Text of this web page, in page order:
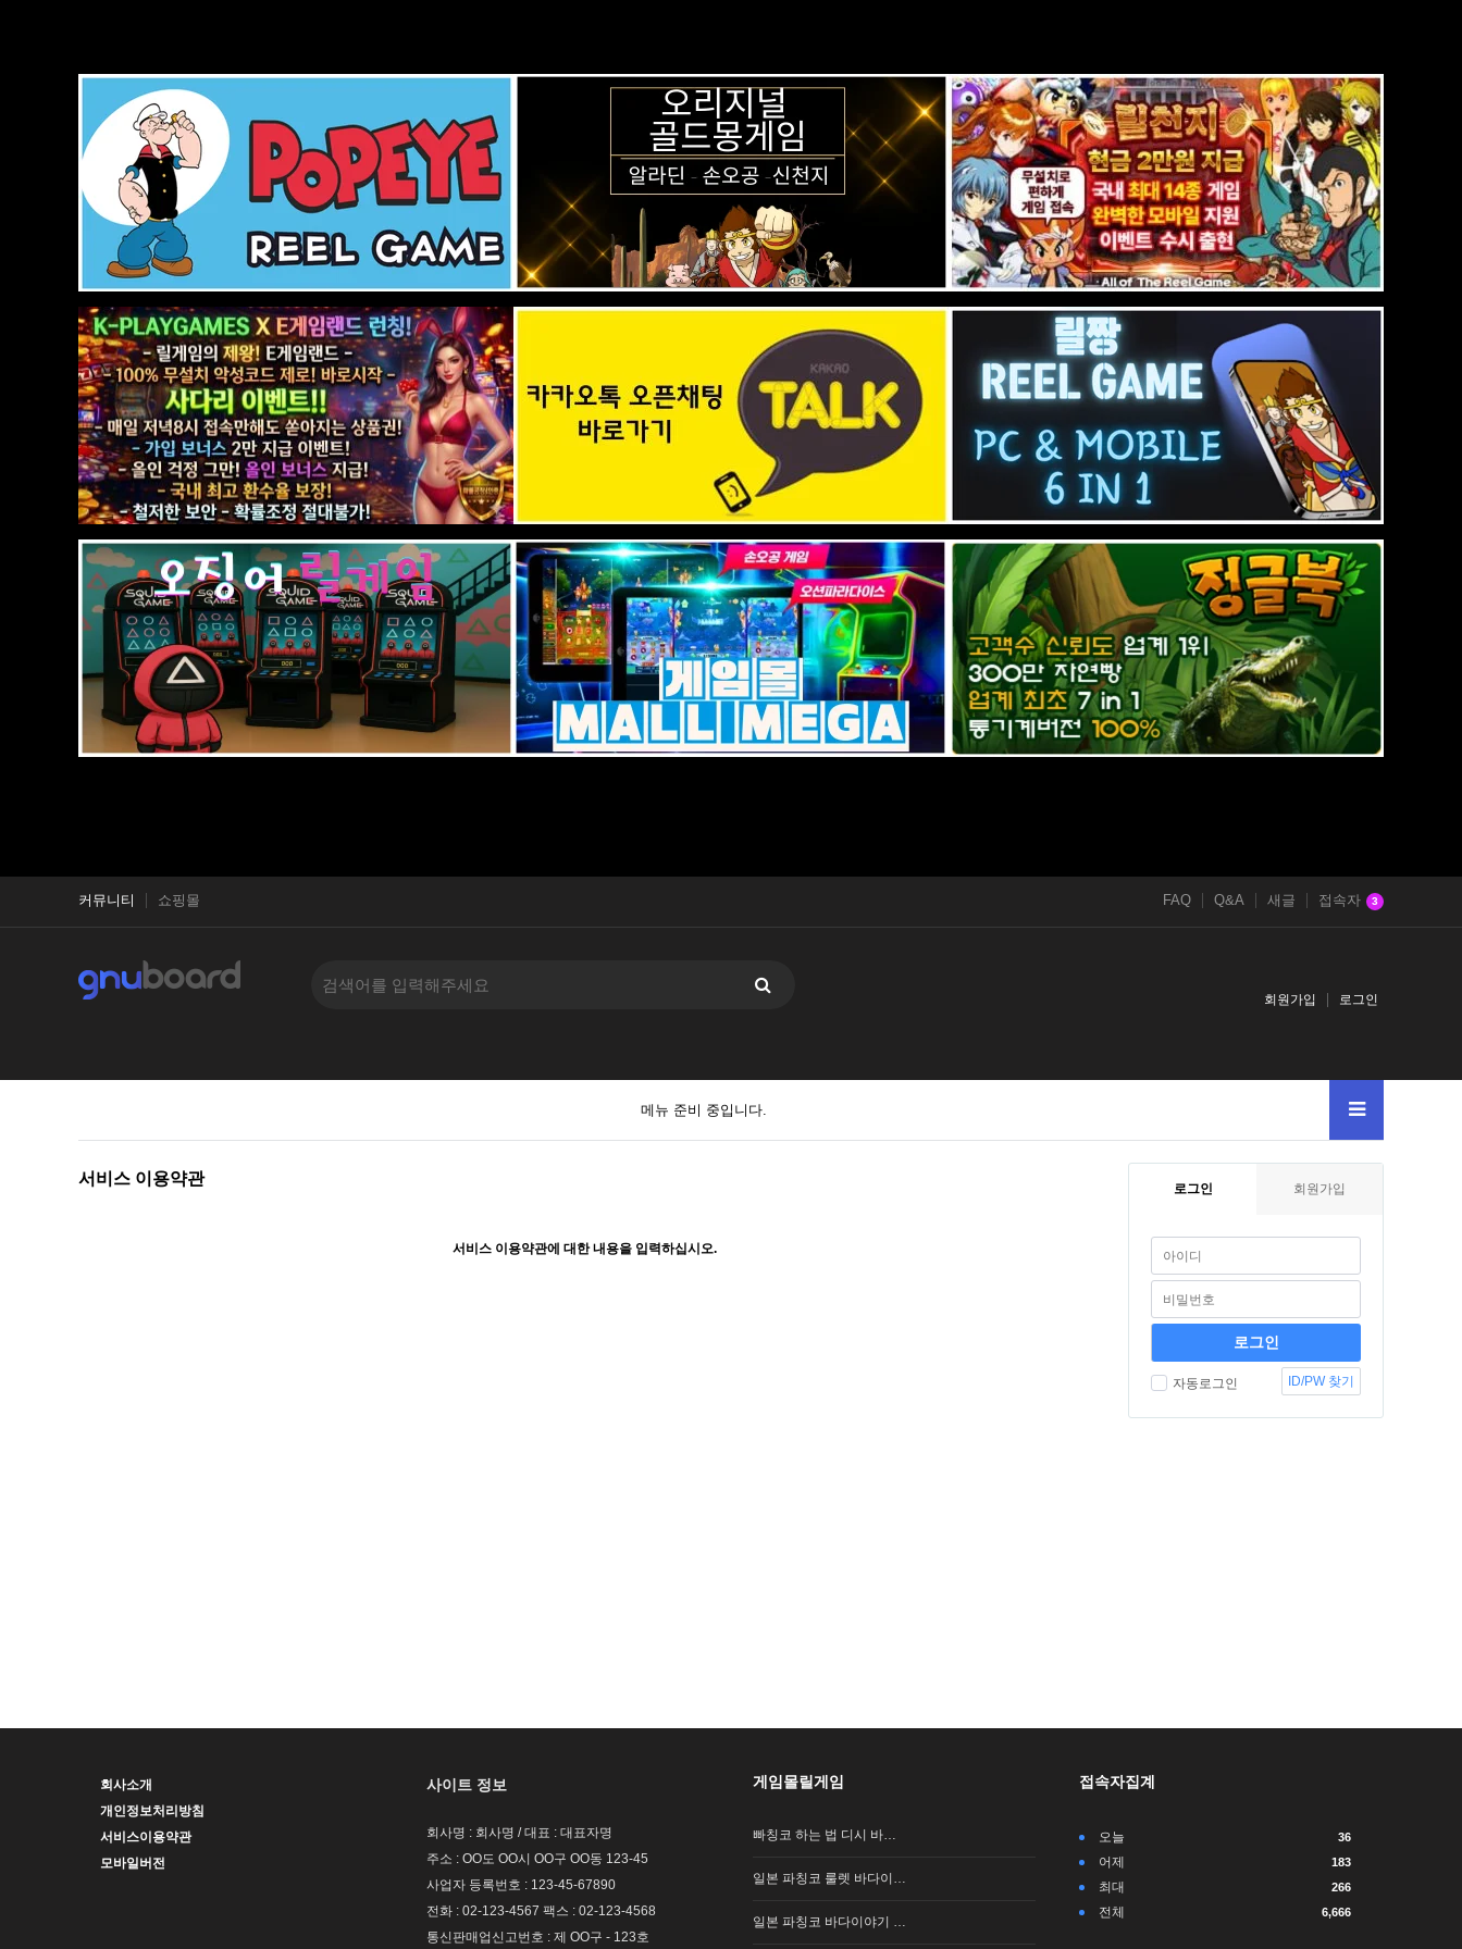
커뮤니티 쇼핑몰 FAQ Q&A 새글 접속자 3
회원가입 로그인
메뉴 준비 중입니다.
서비스 이용약관
서비스 이용약관에 대한 내용을 입력하십시오.
로그인 회원가입
자동로그인 ID/PW 찾기
회사소개
개인정보처리방침
서비스이용약관
모바일버전
사이트 정보
회사명 : 회사명 / 대표 : 대표자명
주소 : OO도 OO시 OO구 OO동 123-45
사업자 등록번호 : 123-45-67890
전화 : 02-123-4567 팩스 : 02-123-4568
통신판매업신고번호 : 제 OO구 - 123호
게임몰릴게임
빠칭코 하는 법 디시 바…
일본 파칭코 룰렛 바다이…
일본 파칭코 바다이야기 …
접속자집계
오늘 36
어제 183
최대 266
전체 6,666